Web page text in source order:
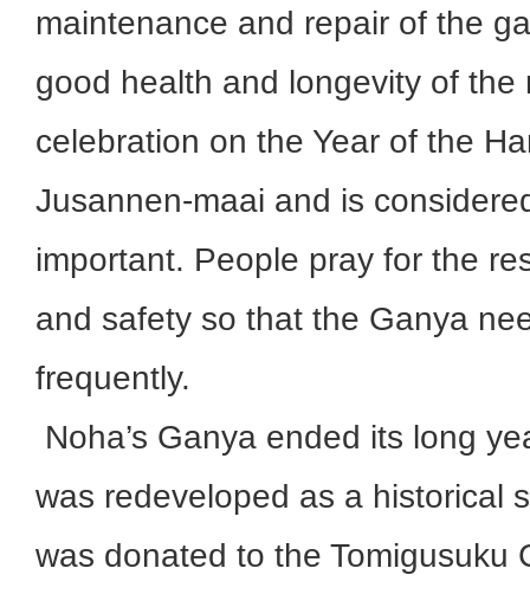
maintenance and repair of the
good health and longevity of the
celebration on the Year of the
Jusannen-maai and is
important. People pray for the
and safety so that the Ganya
frequently.
Noha’s Ganya ended its long
was redeveloped as a historical
was donated to the Tomigusuku